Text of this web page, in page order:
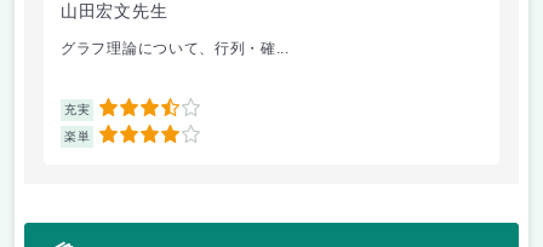
山田宏文先生
グラフ理論について、行列・確...
充実 3.5
楽単 4